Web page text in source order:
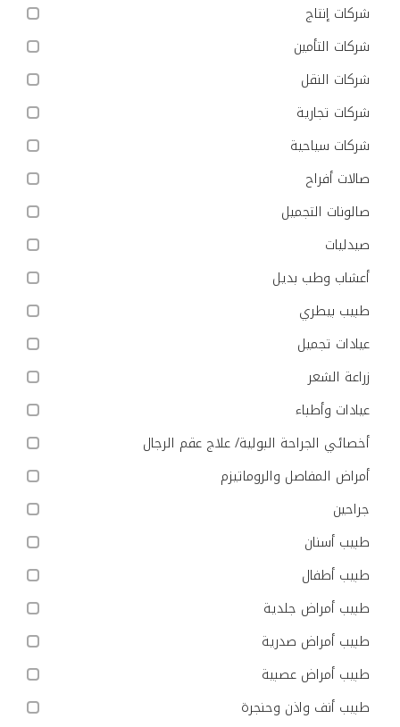
شركات إنتاج
شركات التأمين
شركات النقل
شركات تجارية
شركات سياحية
صالات أفراح
صالونات التجميل
صيدليات
أعشاب وطب بديل
طبيب بيطري
عيادات تجميل
زراعة الشعر
عيادات وأطباء
أخصائي الجراحة البولية/ علاج عقم الرجال
أمراض المفاصل والروماتيزم
جراحين
طبيب أسنان
طبيب أطفال
طبيب أمراض جلدية
طبيب أمراض صدرية
طبيب أمراض عصبية
طبيب أنف واذن وحنجرة